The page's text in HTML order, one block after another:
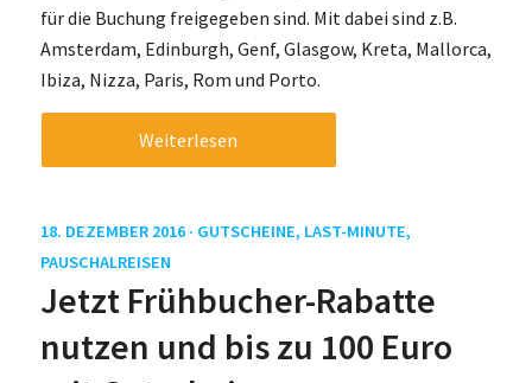
für die Buchung freigegeben sind. Mit dabei sind z.B.
Amsterdam, Edinburgh, Genf, Glasgow, Kreta, Mallorca,
Ibiza, Nizza, Paris, Rom und Porto.
Weiterlesen
18. DEZEMBER 2016 · GUTSCHEINE, LAST-MINUTE,
PAUSCHALREISEN
Jetzt Frühbucher-Rabatte
nutzen und bis zu 100 Euro